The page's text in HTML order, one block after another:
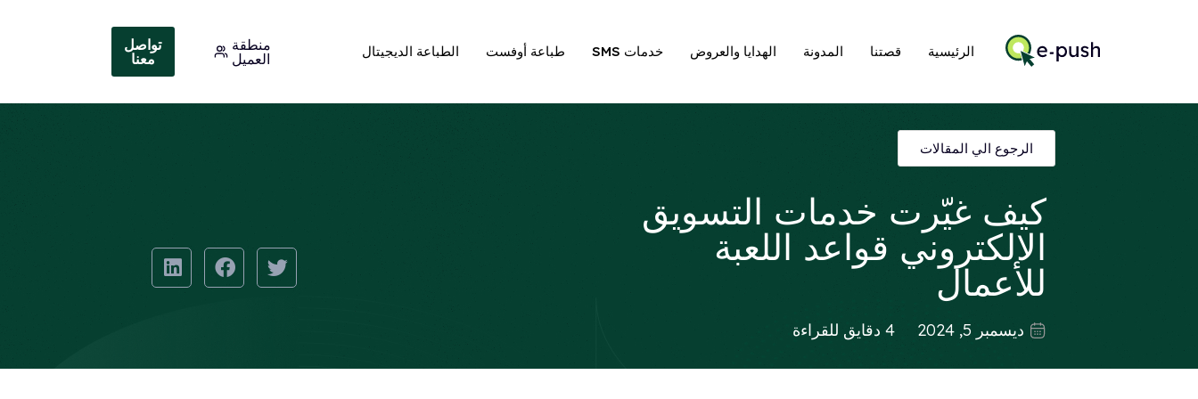
الرئيسية قصتنا المدونة الهدايا والعروض خدمات SMS طباعة أوفست الطباعة الديجيتال
منطقة
العميل
تواصل
معنا
الرجوع الي المقالات
كيف غيّرت خدمات التسويق
الالكتروني قواعد اللعبة
للأعمال
ديسمبر 5, 2024 4 دقايق للقراءة